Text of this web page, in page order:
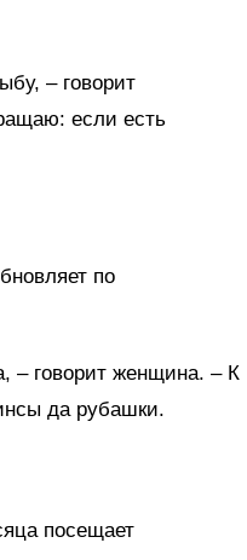
– говорит
если есть
по
– говорит женщина. – К
да рубашки.
посещает